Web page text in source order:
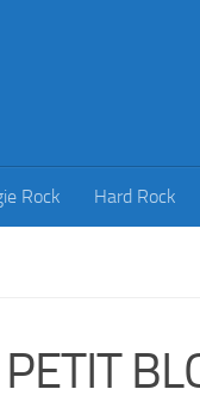
Rock Hard Rock